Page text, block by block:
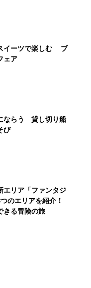
イーツで楽しむ ブ
ェア
ならう 貸し切り船
び
エリア「ファンタジ
のエリアを紹介！
きる冒険の旅